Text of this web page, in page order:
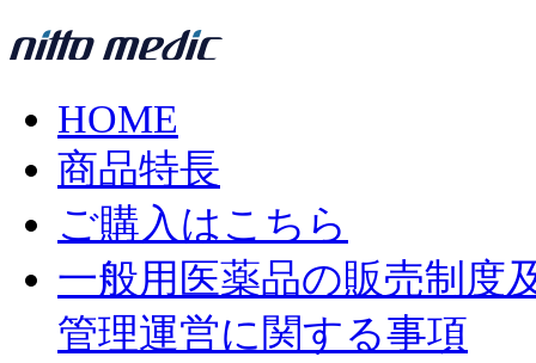
HOME
商品特長
ご購入はこちら
一般用医薬品の販売制度
管理運営に関する事項